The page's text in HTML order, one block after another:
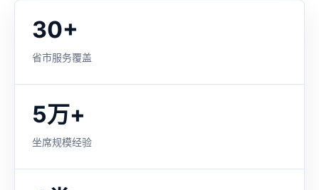
30+
省市服务覆盖
5万+
坐席规模经验